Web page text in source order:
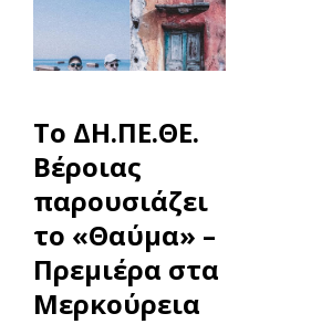
To ΔΗ.ΠΕ.ΘΕ.
Βέροιας
παρουσιάζει
το «Θαύμα» –
Πρεμιέρα στα
Μερκούρεια